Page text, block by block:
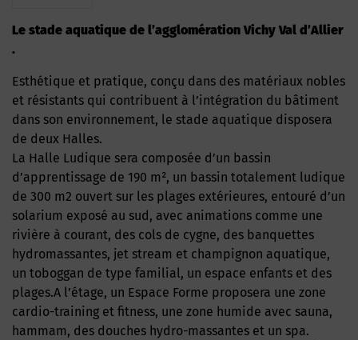
Le stade aquatique de l’agglomération Vichy Val d’Allier
.
Esthétique et pratique, conçu dans des matériaux nobles
et résistants qui contribuent à l’intégration du bâtiment
dans son environnement, le stade aquatique disposera
de deux Halles.
La Halle Ludique sera composée d’un bassin
d’apprentissage de 190 m², un bassin totalement ludique
de 300 m2 ouvert sur les plages extérieures, entouré d’un
solarium exposé au sud, avec animations comme une
rivière à courant, des cols de cygne, des banquettes
hydromassantes, jet stream et champignon aquatique,
un toboggan de type familial, un espace enfants et des
plages.A l’étage, un Espace Forme proposera une zone
cardio-training et fitness, une zone humide avec sauna,
hammam, des douches hydro-massantes et un spa.